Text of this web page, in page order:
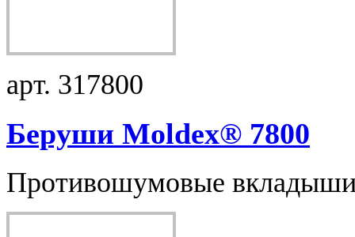
арт. 317800
Беруши Moldex® 7800
Противошумовые